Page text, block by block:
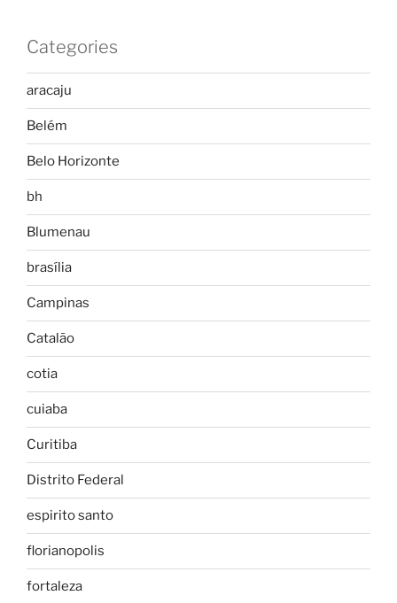
Categories
aracaju
Belém
Belo Horizonte
bh
Blumenau
brasília
Campinas
Catalão
cotia
cuiaba
Curitiba
Distrito Federal
espirito santo
florianopolis
fortaleza